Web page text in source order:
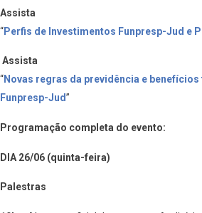
Assista
“Perfis de Investimentos Funpresp-Jud e
Assista
“Novas regras da previdência e
Funpresp-Jud”
Programação completa do evento:
DIA 26/06 (quinta-feira)
Palestras